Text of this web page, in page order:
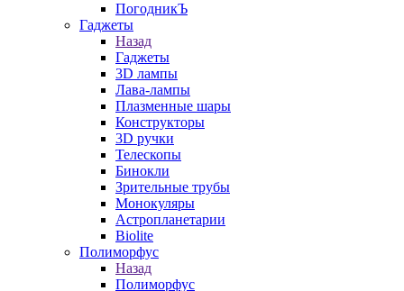
ПогодникЪ
Гаджеты
Назад
Гаджеты
3D лампы
Лава-лампы
Плазменные шары
Конструкторы
3D ручки
Телескопы
Бинокли
Зрительные трубы
Монокуляры
Астропланетарии
Biolite
Полиморфус
Назад
Полиморфус